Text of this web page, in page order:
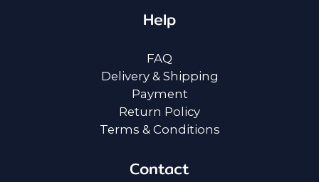
Help
FAQ
Delivery & Shipping
Payment
Return Policy
Terms & Conditions
Contact